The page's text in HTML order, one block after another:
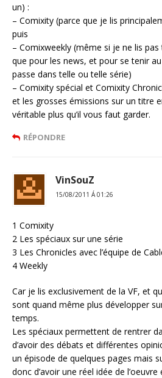
un) :
– Comixity (parce que je lis
puis
– Comixweekly (même si je ne lis
que pour les news, et pour se tenir
passe dans telle ou telle série)
– Comixity spécial et Comixity
et les grosses émissions sur un titre
véritable plus qu’il vous faut garder.
RÉPONDRE
VinSouZ
15/08/2011 Á 01:26
1 Comixity
2 Les spéciaux sur une série
3 Les Chronicles avec l’équipe de
4 Weekly
Car je lis exclusivement de la VF, et
sont quand même plus développer
temps.
Les spéciaux permettent de rentrer
d’avoir des débats et différentes
un épisode de quelques pages mais
donc d’avoir une réel idée de